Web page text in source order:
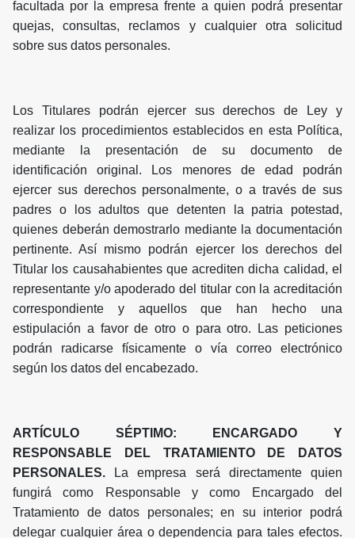
facultada por la empresa frente a quien podrá presentar
quejas, consultas, reclamos y cualquier otra solicitud
sobre sus datos personales.
Los Titulares podrán ejercer sus derechos de Ley y
realizar los procedimientos establecidos en esta Política,
mediante la presentación de su documento de
identificación original. Los menores de edad podrán
ejercer sus derechos personalmente, o a través de sus
padres o los adultos que detenten la patria potestad,
quienes deberán demostrarlo mediante la documentación
pertinente. Así mismo podrán ejercer los derechos del
Titular los causahabientes que acrediten dicha calidad, el
representante y/o apoderado del titular con la acreditación
correspondiente y aquellos que han hecho una
estipulación a favor de otro o para otro. Las peticiones
podrán radicarse físicamente o vía correo electrónico
según los datos del encabezado.
ARTÍCULO SÉPTIMO: ENCARGADO Y
RESPONSABLE DEL TRATAMIENTO DE DATOS
PERSONALES. La empresa será directamente quien
fungirá como Responsable y como Encargado del
Tratamiento de datos personales; en su interior podrá
delegar cualquier área o dependencia para tales efectos.